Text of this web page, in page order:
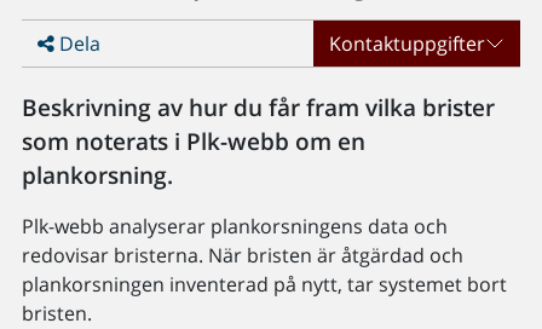
Dela Kontaktuppgifter
Beskrivning av hur du får fram vilka brister
som noterats i Plk-webb om en
plankorsning.
Plk-webb analyserar plankorsningens data och
redovisar bristerna. När bristen är åtgärdad och
plankorsningen inventerad på nytt, tar systemet bort
bristen.